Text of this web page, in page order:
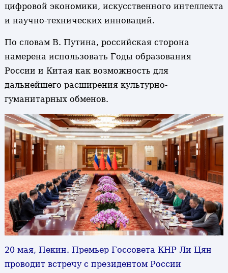
цифровой экономики, искусственного интеллекта
и научно-технических инноваций.
По словам В. Путина, российская сторона
намерена использовать Годы образования
России и Китая как возможность для
дальнейшего расширения культурно-
гуманитарных обменов.
20 мая, Пекин. Премьер Госсовета КНР Ли Цян
проводит встречу с президентом России